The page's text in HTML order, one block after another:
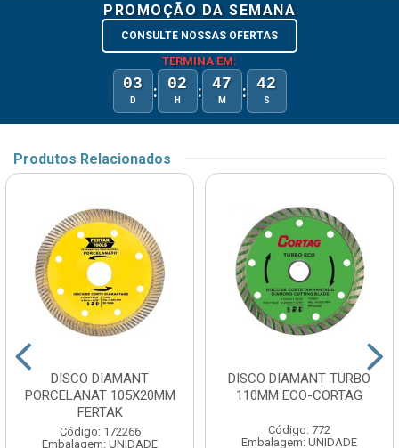
PROMOÇÃO DA SEMANA
CONSULTE NOSSAS OFERTAS
TERMINA EM:
03
D : 02
H : 47
M : 42
S
Produtos Relacionados
DISCO DIAMANT
PORCELANAT 105X20MM
FERTAK
Código: 172266
Embalagem: UNIDADE
DISCO DIAMANT TURBO
110MM ECO-CORTAG
Código: 772
Embalagem: UNIDADE